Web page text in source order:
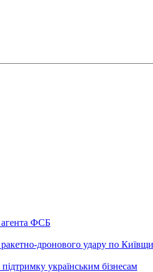
ФСБ
дронового удару по
українським бізнесам